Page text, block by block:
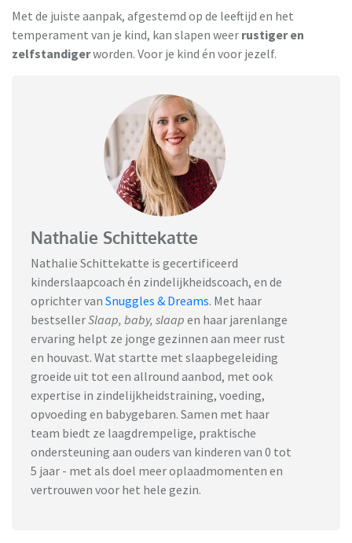
Met de juiste aanpak, afgestemd op de leeftijd en het
temperament van je kind, kan slapen weer rustiger en
zelfstandigerworden. Voor je kind én voor jezelf.
Nathalie Schittekatte
Nathalie Schittekatte is gecertificeerd
kinderslaapcoach én zindelijkheidscoach, en de
oprichter van Snuggles & Dreams. Met haar
bestsellerSlaap, baby, slaap en haar jarenlange
ervaring helpt ze jonge gezinnen aan meer rust
en houvast. Wat startte met slaapbegeleiding
groeide uit tot een allround aanbod, met ook
expertise in zindelijkheidstraining, voeding,
opvoeding en babygebaren. Samen met haar
team biedt ze laagdrempelige, praktische
ondersteuning aan ouders van kinderen van 0 tot
5 jaar - met als doel meer oplaadmomenten en
vertrouwen voor het hele gezin.